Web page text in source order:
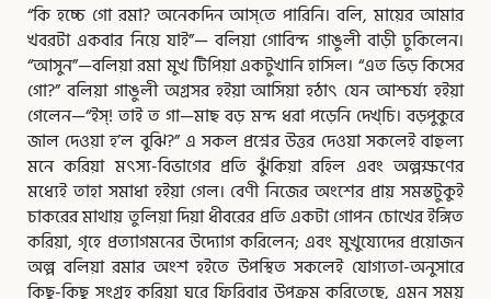
“কি হচ্চে গো রমা? অনেকদিন আস্‌তে পারিনি। বলি, মায়ের আমার
খবরটা একবার নিয়ে যাই”— বলিয়া গোবিন্দ গাঙুলী বাড়ী ঢুকিলেন।
“আসুন”—বলিয়া রমা মুখ টিপিয়া একটুখানি হাসিল। “এত ভিড় কিসের
গো?” বলিয়া গাঙুলী অগ্রসর হইয়া আসিয়া হঠাৎ যেন আশ্চর্য্য হইয়া
গেলেন—“ইস্‌! তাই ত গা—মাছ বড় মন্দ ধরা পড়েনি দেখ্‌চি। বড়পুকুরে
জাল দেওয়া হ’ল বুঝি?” এ সকল প্রশ্নের উত্তর দেওয়া সকলেই বাহুল্য
মনে করিয়া মৎস্য-বিভাগের প্রতি ঝুঁকিয়া রহিল এবং অল্পক্ষণের
মধ্যেই তাহা সমাধা হইয়া গেল। বেণী নিজের অংশের প্রায় সমস্তটুকুই
চাকরের মাথায় তুলিয়া দিয়া ধীবরের প্রতি একটা গোপন চোখের ইঙ্গিত
করিয়া, গৃহে প্রত্যাগমনের উদ্যোগ করিলেন; এবং মুখুয্যেদের প্রয়োজন
অল্প বলিয়া রমার অংশ হইতে উপস্থিত সকলেই যোগ্যতা-অনুসারে
কিছু-কিছু সংগ্রহ করিয়া ঘরে ফিরিবার উপক্রম করিতেছে, এমন সময়